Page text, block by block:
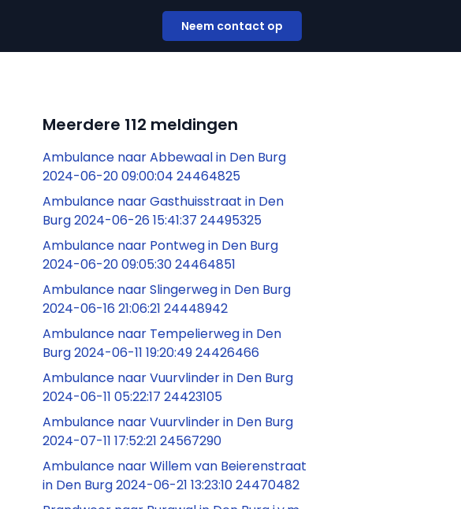
Neem contact op
Meerdere 112 meldingen
Ambulance naar Abbewaal in Den Burg
2024-06-20 09:00:04 24464825
Ambulance naar Gasthuisstraat in Den
Burg 2024-06-26 15:41:37 24495325
Ambulance naar Pontweg in Den Burg
2024-06-20 09:05:30 24464851
Ambulance naar Slingerweg in Den Burg
2024-06-16 21:06:21 24448942
Ambulance naar Tempelierweg in Den
Burg 2024-06-11 19:20:49 24426466
Ambulance naar Vuurvlinder in Den Burg
2024-06-11 05:22:17 24423105
Ambulance naar Vuurvlinder in Den Burg
2024-07-11 17:52:21 24567290
Ambulance naar Willem van Beierenstraat
in Den Burg 2024-06-21 13:23:10 24470482